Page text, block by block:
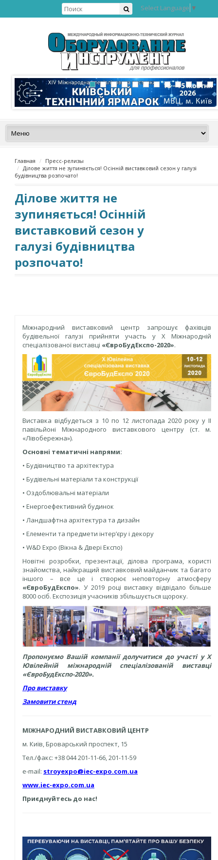
Select Language ▼
Главная
Пресс-релизы
Ділове життя не зупиняється! Осінній виставковий сезон у галузі
будівництва розпочато!
Ділове життя не
зупиняється! Осінній
виставковий сезон у
галузі будівництва
розпочато!
Міжнародний виставковий центр запрошує фахівців
будівельної галузі прийняти участь у Х Міжнародній
спеціалізованої виставці «ЄвроБудЕкспо-2020».
Виставка відбудеться з 10 по 12 листопада 2020 року у ІІ
павільйоні Міжнародного виставкового центру (ст. м.
«Лівобережна»).
Основні тематичні напрями:
• Будівництво та архітектура
• Будівельні матеріали та конструкції
• Оздоблювальні матеріали
• Енергоефективний будинок
• Ландшафтна архітектура та дизайн
• Елементи та предмети інтер’єру і декору
• W&D Expo (Вікна & Двері Експо)
Новітні розробки, презентації, ділова програма, користі
знайомства, найкращий виставковий майданчик та багато
іншого – все це і створює неповторну атмосферу
«ЄвроБудЕкспо». У 2019 році виставку відвідало більше
8000 осіб. Експозиція учасників збільшується щороку.
Пропонуємо Вашій компанії долучитися до участі у Х
Ювілейній міжнародній спеціалізованій виставці
«ЄвроБудЕкспо-2020».
Про виставку
Замовити стенд
МІЖНАРОДНИЙ ВИСТАВКОВИЙ ЦЕНТР
м. Київ, Броварський проспект, 15
Тел./факс: +38 044 201-11-66, 201-11-59
e-mail: stroyexpo@iec-expo.com.ua
www.iec-expo.com.ua
Приєднуйтесь до нас!